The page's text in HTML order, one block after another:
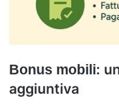
Bonus mobili:
aggiuntiva